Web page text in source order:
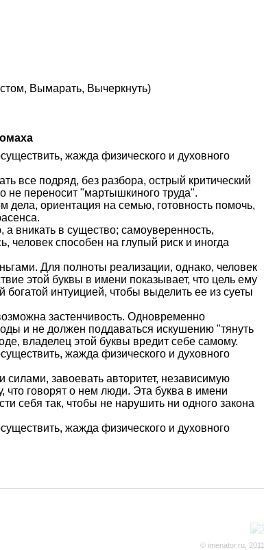
Вымарать, Вычеркнуть)
жажда физического и духовного
все подряд, без разбора, острый критический
не переносит "мартышкиного труда".
ориентация на семью, готовность помочь,
вникать в существо; самоуверенность,
человек способен на глупый риск и иногда
Для полноты реализации, однако, человек
этой буквы в имени показывает, что цель ему
богатой интуицией, чтобы выделить ее из суеты
застенчивость. Одновременно
и не должен поддаваться искушению "тянуть
владелец этой буквы вредит себе самому.
жажда физического и духовного
силами, завоевать авторитет, независимую
что говорят о нем люди. Эта буква в имени
себя так, чтобы не нарушить ни одного закона
жажда физического и духовного
© imenator.ru,